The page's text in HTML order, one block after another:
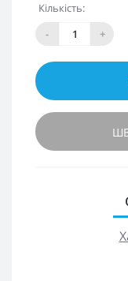
Кількість:
-
+